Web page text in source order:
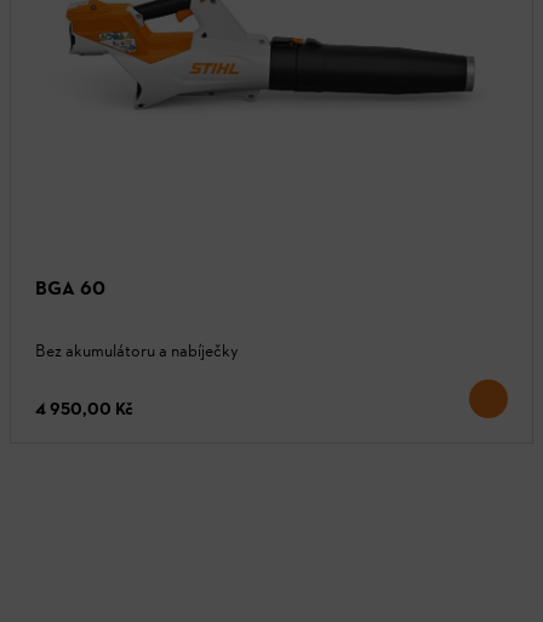
BGA 60
Bez akumulátoru a nabíječky
4 950,00 Kč